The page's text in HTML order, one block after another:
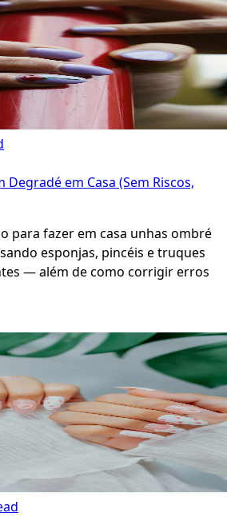
Degradé em Casa (Sem Riscos,
para fazer em casa unhas ombré
esponjas, pincéis e truques
— além de como corrigir erros